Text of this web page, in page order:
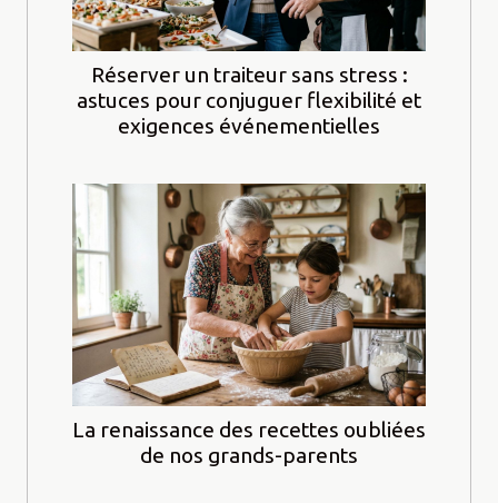
Réserver un traiteur sans stress :
astuces pour conjuguer flexibilité et
exigences événementielles
La renaissance des recettes oubliées
de nos grands-parents